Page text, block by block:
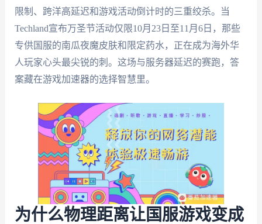
限制、跨洋高延迟和游戏活动倒计时的三重绞杀。当
Techland宣布万圣节活动仅限10月23日至11月6日，那些
专供国服的南瓜夜魔皮肤和限定药水，正在成为海外华
人玩家心头最尖锐的刺。这场与服务器延迟的赛跑，答
案藏在游戏加速器的选择智慧里。
为什么物理距离让国服游戏变成